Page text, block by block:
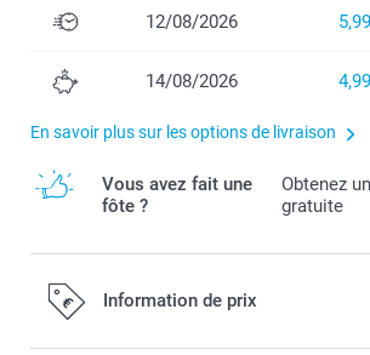
12/08/2026 5,99
14/08/2026 4,99
En savoir plus sur les options de livraison
Vous avez fait une
fôte ?
Obtenez
gratuite
Information de prix